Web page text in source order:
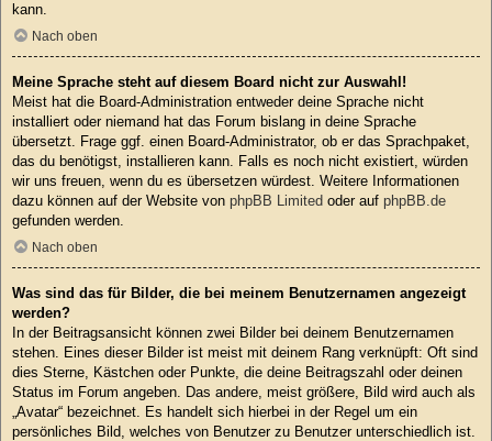
kann.
Nach oben
Meine Sprache steht auf diesem Board nicht zur Auswahl!
Meist hat die Board-Administration entweder deine Sprache nicht
installiert oder niemand hat das Forum bislang in deine Sprache
übersetzt. Frage ggf. einen Board-Administrator, ob er das Sprachpaket,
das du benötigst, installieren kann. Falls es noch nicht existiert, würden
wir uns freuen, wenn du es übersetzen würdest. Weitere Informationen
dazu können auf der Website von phpBB Limited oder auf phpBB.de
gefunden werden.
Nach oben
Was sind das für Bilder, die bei meinem Benutzernamen angezeigt
werden?
In der Beitragsansicht können zwei Bilder bei deinem Benutzernamen
stehen. Eines dieser Bilder ist meist mit deinem Rang verknüpft: Oft sind
dies Sterne, Kästchen oder Punkte, die deine Beitragszahl oder deinen
Status im Forum angeben. Das andere, meist größere, Bild wird auch als
„Avatar“ bezeichnet. Es handelt sich hierbei in der Regel um ein
persönliches Bild, welches von Benutzer zu Benutzer unterschiedlich ist.